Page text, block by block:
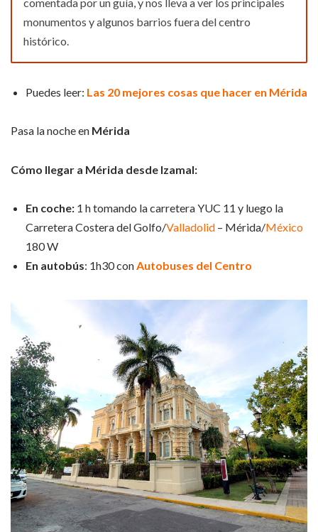
monumentos y algunos barrios fuera del centro
histórico.
Puedes leer: Las 20 mejores cosas que hacer en Mérida
Pasa la noche en Mérida
Cómo llegar a Mérida desde Izamal:
En coche: 1 h tomando la carretera YUC 11 y luego la
Carretera Costera del Golfo/Valladolid – Mérida/México
180 W
En autobús: 1h30 conAutobuses del Centro